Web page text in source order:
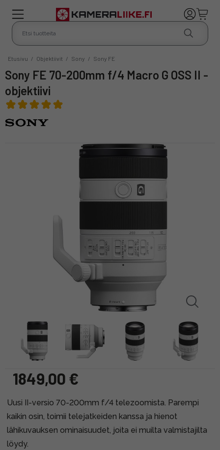
Etusivu / Objektiivit / Sony / Sony FE
Sony FE 70-200mm f/4 Macro G OSS II -
objektiivi
1849,00 €
Uusi II-versio 70-200mm f/4 telezoomista. Parempi
kaikin osin, toimii telejatkeiden kanssa ja hienot
lähikuvauksen ominaisuudet, joita ei muilta valmistajilta
löydy.